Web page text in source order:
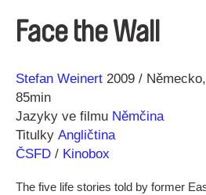
Face the Wall
Režie
Stefan Weinert
Rok 2009 Německo
85min
Jazyky ve filmu Němčina
Titulky Angličtina
ČSFD / Kinobox
The five life stories told by former